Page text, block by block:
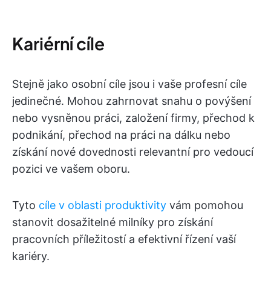
Kariérní cíle
Stejně jako osobní cíle jsou i vaše profesní cíle
jedinečné. Mohou zahrnovat snahu o povýšení
nebo vysněnou práci, založení firmy, přechod k
podnikání, přechod na práci na dálku nebo
získání nové dovednosti relevantní pro vedoucí
pozici ve vašem oboru.
Tyto cíle v oblasti produktivity vám pomohou
stanovit dosažitelné milníky pro získání
pracovních příležitostí a efektivní řízení vaší
kariéry.